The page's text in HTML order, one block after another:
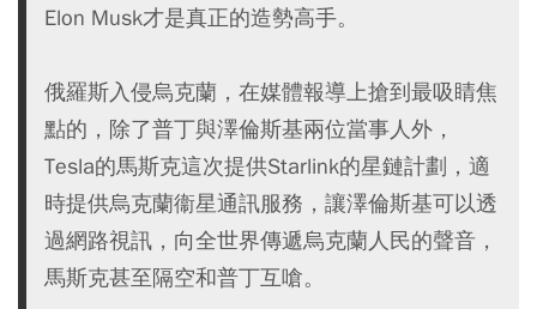
Elon Musk才是真正的造勢高手。
俄羅斯入侵烏克蘭，在媒體報導上搶到最吸睛焦
點的，除了普丁與澤倫斯基兩位當事人外，
Tesla的馬斯克這次提供Starlink的星鏈計劃，適
時提供烏克蘭衞星通訊服務，讓澤倫斯基可以透
過網路視訊，向全世界傳遞烏克蘭人民的聲音，
馬斯克甚至隔空和普丁互嗆。